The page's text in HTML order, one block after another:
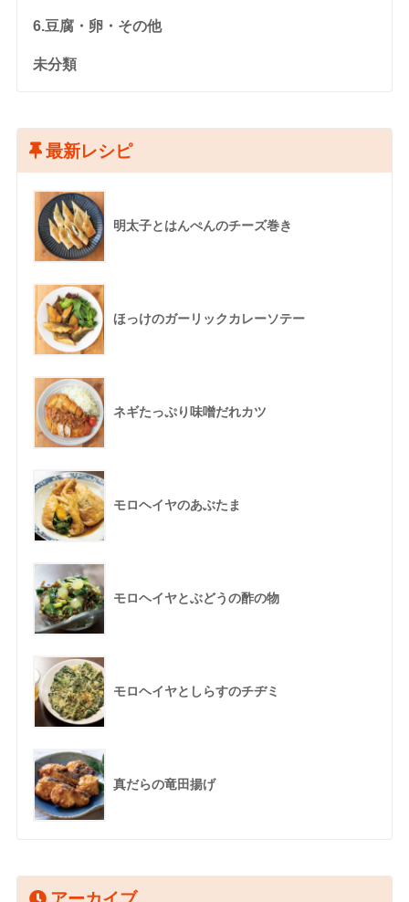
6.豆腐・卵・その他
未分類
最新レシピ
明太子とはんぺんのチーズ巻き
ほっけのガーリックカレーソテー
ネギたっぷり味噌だれカツ
モロヘイヤのあぶたま
モロヘイヤとぶどうの酢の物
モロヘイヤとしらすのチヂミ
真だらの竜田揚げ